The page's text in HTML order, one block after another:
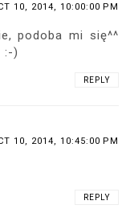
10, 2014, 10:00:00 PM
podoba mi się^^
:-)
REPLY
10, 2014, 10:45:00 PM
REPLY